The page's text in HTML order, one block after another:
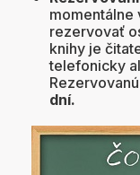
momentálne
rezervovať
knihy je
telefonicky
dní.